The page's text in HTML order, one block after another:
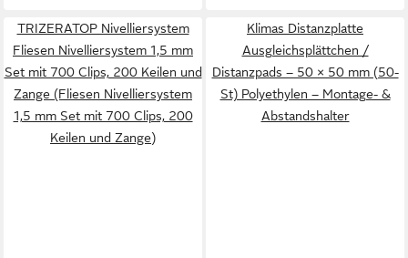
TRIZERATOP Nivelliersystem
Fliesen Nivelliersystem 1,5 mm
Set mit 700 Clips, 200 Keilen und
Zange (Fliesen Nivelliersystem
1,5 mm Set mit 700 Clips, 200
Keilen und Zange)
Klimas Distanzplatte
Ausgleichsplättchen /
Distanzpads – 50 × 50 mm (50-
St) Polyethylen – Montage- &
Abstandshalter